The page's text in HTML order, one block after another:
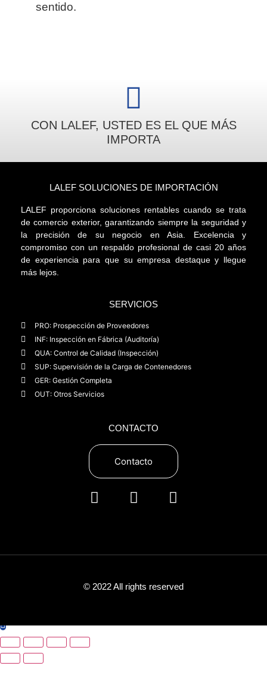
sentido.
CON LALEF, USTED ES EL QUE MÁS
IMPORTA
LALEF SOLUCIONES DE IMPORTACIÓN
LALEF proporciona soluciones rentables cuando se trata
de comercio exterior, garantizando siempre la seguridad y
la precisión de su negocio en Asia. Excelencia y
compromiso con un respaldo profesional de casi 20 años
de experiencia para que su empresa destaque y llegue
más lejos.
SERVICIOS
PRO: Prospección de Proveedores
INF: Inspección en Fábrica (Auditoría)
QUA: Control de Calidad (Inspección)
SUP: Supervisión de la Carga de Contenedores
GER: Gestión Completa
OUT: Otros Servicios
CONTACTO
Contacto
© 2022 All rights reserved